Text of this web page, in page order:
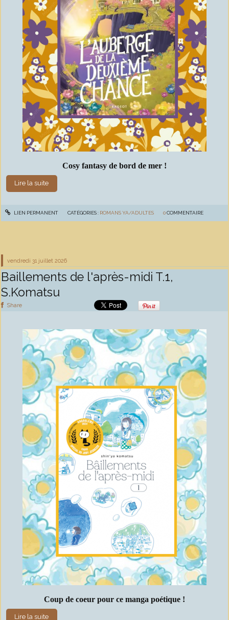
Cosy fantasy de bord de mer !
Lire la suite
LIEN PERMANENT CATÉGORIES : ROMANS YA/ADULTES 0COMMENTAIRE
vendredi 31 juillet 2026
Baillements de l'après-midi T.1,
S.Komatsu
Share
Coup de coeur pour ce manga poétique !
Lire la suite